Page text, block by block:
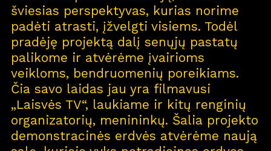
šviesias perspektyvas, kurias norime
padėti atrasti, įžvelgti visiems. Todėl
pradėję projektą dalį senųjų pastatų
palikome ir atvėrėme įvairioms
veikloms, bendruomenių poreikiams.
Čia savo laidas jau yra filmavusi
„Laisvės TV“, laukiame ir kitų renginių
organizatorių, menininkų. Šalia projekto
demonstracinės erdvės atvėrėme naują